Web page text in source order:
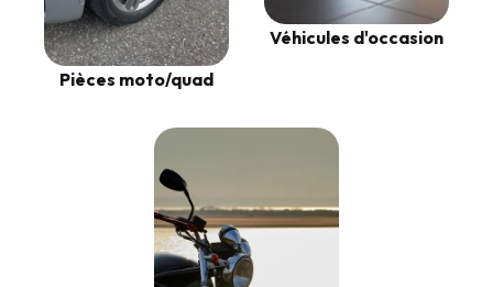
Pièces moto/quad
Véhicules d'occasion